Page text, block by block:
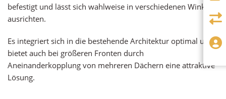
befestigt und lässt sich wahlweise in verschiedenen Winkeln
ausrichten.
Es integriert sich in die bestehende Architektur optimal und
bietet auch bei größeren Fronten durch
Aneinanderkopplung von mehreren Dächern eine attraktive
Lösung.